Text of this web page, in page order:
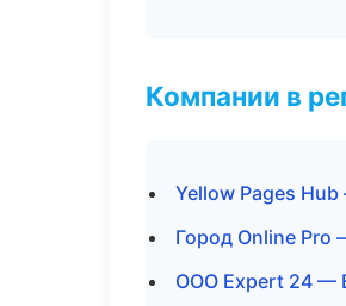
Компании в
Yellow Pages
Город Online
ООО Expert 24 —